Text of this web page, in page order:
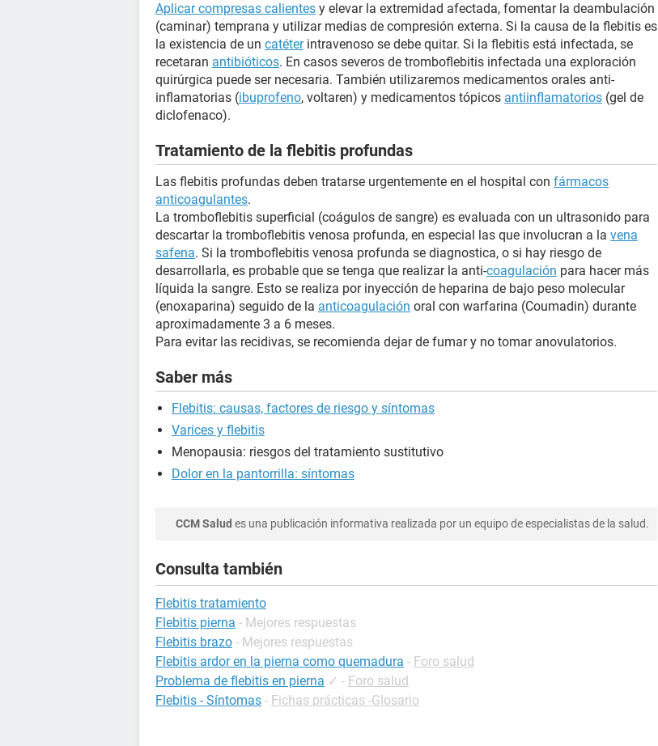
Aplicar compresas calientes y elevar la extremidad afectada, fomentar la deambulación
(caminar) temprana y utilizar medias de compresión externa. Si la causa de la flebitis es
la existencia de un catéterintravenoso se debe quitar. Si la flebitis está infectada, se
recetaran antibióticos. En casos severos de tromboflebitis infectada una exploración
quirúrgica puede ser necesaria. También utilizaremos medicamentos orales anti-
inflamatorias (ibuprofeno, voltaren) y medicamentos tópicos antiinflamatorios (gel de
diclofenaco).
Tratamiento de la flebitis profundas
Las flebitis profundas deben tratarse urgentemente en el hospital con fármacos
anticoagulantes.
La tromboflebitis superficial (coágulos de sangre) es evaluada con un ultrasonido para
descartar la tromboflebitis venosa profunda, en especial las que involucran a la vena
safena. Si la tromboflebitis venosa profunda se diagnostica, o si hay riesgo de
desarrollarla, es probable que se tenga que realizar la anti-coagulación para hacer más
líquida la sangre. Esto se realiza por inyección de heparina de bajo peso molecular
(enoxaparina) seguido de la anticoagulación oral con warfarina (Coumadin) durante
aproximadamente 3 a 6 meses.
Para evitar las recidivas, se recomienda dejar de fumar y no tomar anovulatorios.
Saber más
Flebitis: causas, factores de riesgo y síntomas
Varices y flebitis
Menopausia: riesgos del tratamiento sustitutivo
Dolor en la pantorrilla: síntomas
CCM Salud es una publicación informativa realizada por un equipo de especialistas de la salud.
Consulta también
Flebitis tratamiento
Flebitis pierna - Mejores respuestas
Flebitis brazo - Mejores respuestas
Flebitis ardor en la pierna como quemadura - Foro salud
Problema de flebitis en pierna ✓ - Foro salud
Flebitis - Síntomas - Fichas prácticas -Glosario